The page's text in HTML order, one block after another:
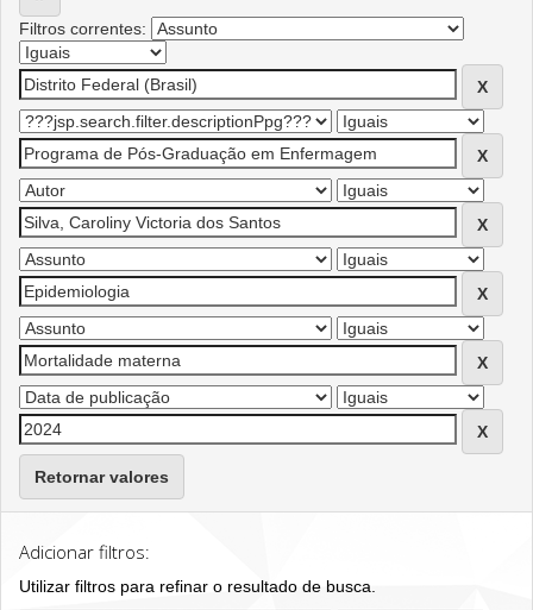
Filtros correntes:
Retornar valores
Adicionar filtros:
Utilizar filtros para refinar o resultado de busca.